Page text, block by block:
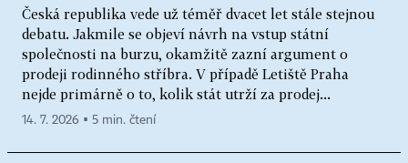
Česká republika vede už téměř dvacet let stále stejnou
debatu. Jakmile se objeví návrh na vstup státní
společnosti na burzu, okamžitě zazní argument o
prodeji rodinného stříbra. V případě Letiště Praha
nejde primárně o to, kolik stát utrží za prodej...
14. 7. 2026 ▪ 5 min. čtení